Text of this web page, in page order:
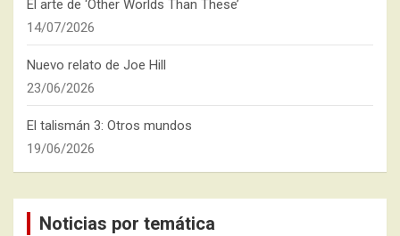
El arte de ‘Other Worlds Than These’
14/07/2026
Nuevo relato de Joe Hill
23/06/2026
El talismán 3: Otros mundos
19/06/2026
Noticias por temática